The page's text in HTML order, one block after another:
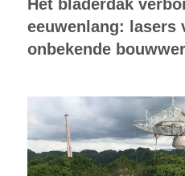
Het bladerdak
eeuwenlang: lasers
onbekende